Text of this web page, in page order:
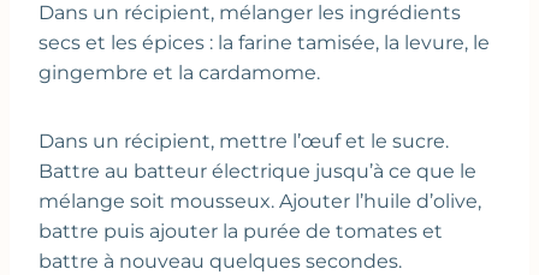
Dans un récipient, mélanger les ingrédients
secs et les épices : la farine tamisée, la levure, le
gingembre et la cardamome.
Dans un récipient, mettre l’œuf et le sucre.
Battre au batteur électrique jusqu’à ce que le
mélange soit mousseux. Ajouter l’huile d’olive,
battre puis ajouter la purée de tomates et
battre à nouveau quelques secondes.